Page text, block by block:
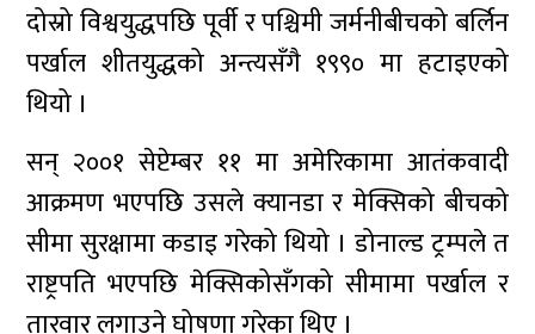
दोस्रो विश्वयुद्धपछि पूर्वी र पश्चिमी जर्मनीबीचको बर्लिन
पर्खाल शीतयुद्धको अन्त्यसँगै १९९० मा हटाइएको
थियो ।
सन् २००१ सेप्टेम्बर ११ मा अमेरिकामा आतंकवादी
आक्रमण भएपछि उसले क्यानडा र मेक्सिको बीचको
सीमा सुरक्षामा कडाइ गरेको थियो । डोनाल्ड ट्रम्पले त
राष्ट्रपति भएपछि मेक्सिकोसँगको सीमामा पर्खाल र
तारवार लगाउने घोषणा गरेका थिए ।